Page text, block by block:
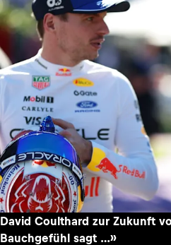
David Coulthard zur Zukunft
Bauchgefühl sagt …»